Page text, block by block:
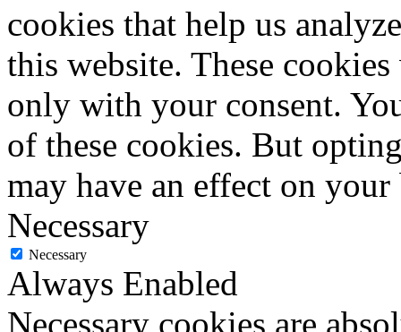
cookies that help us
this website. These
only with your consent.
of these cookies. But
may have an effect on
Necessary
Necessary
Always Enabled
Necessary cookies are